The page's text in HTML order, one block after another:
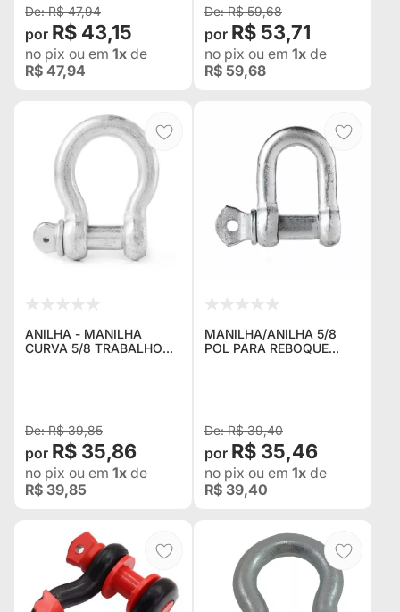
R$ 47,94
R$ 43,15
no pix ou em 1x de
R$ 47,94
R$ 59,68
R$ 53,71
no pix ou em 1x de
R$ 59,68
ANILHA - MANILHA
CURVA 5/8 TRABALHO
R$ 39,85
R$ 35,86
no pix ou em 1x de
R$ 39,85
MANILHA/ANILHA 5/8
POL PARA REBOQUE
R$ 39,40
R$ 35,46
no pix ou em 1x de
R$ 39,40